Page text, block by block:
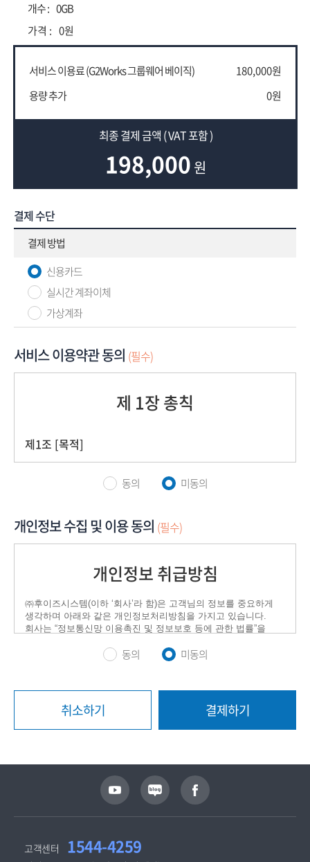
서비스 이용료 (G2Works 그룹웨어 베이직)
180,000원
용량 추가
0원
최종 결제 금액 ( VAT 포함 )
198,000 원
0GB
0원
결제 수단
결제 방법
신용카드
실시간 계좌이체
가상계좌
서비스 이용약관 동의 (필수)
동의 미동의
개인정보 수집 및 이용 동의 (필수)
동의 미동의
취소하기 결제하기
고객센터 1544-4259